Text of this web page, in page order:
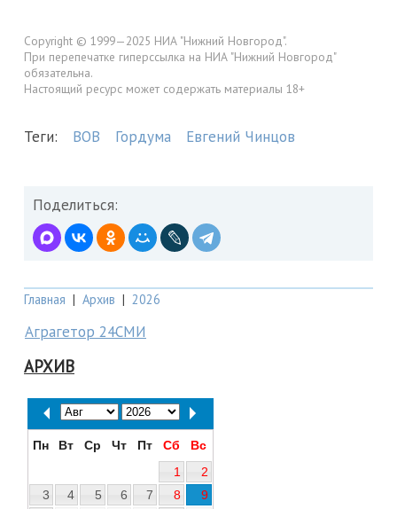
Copyright © 1999—2025 НИА "Нижний Новгород".
При перепечатке гиперссылка на НИА "Нижний Новгород"
обязательна.
Настоящий ресурс может содержать материалы 18+
Теги: ВОВ Гордума Евгений Чинцов
Поделиться:
Главная | Архив | 2026
Аграгетор 24СМИ
АРХИВ
Пн Вт Ср Чт Пт Сб
Вс
1
2
3
4 5 6 7 8
9